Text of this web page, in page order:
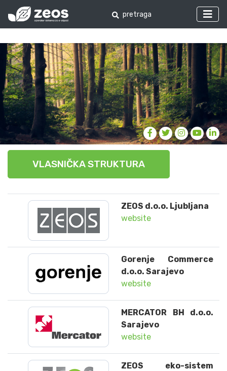
VLASNIČKA STRUKTURA
ZEOS d.o.o. Ljubljana
website
Gorenje Commerce
d.o.o. Sarajevo
website
MERCATOR BH d.o.o.
Sarajevo
website
ZEOS eko-sistem